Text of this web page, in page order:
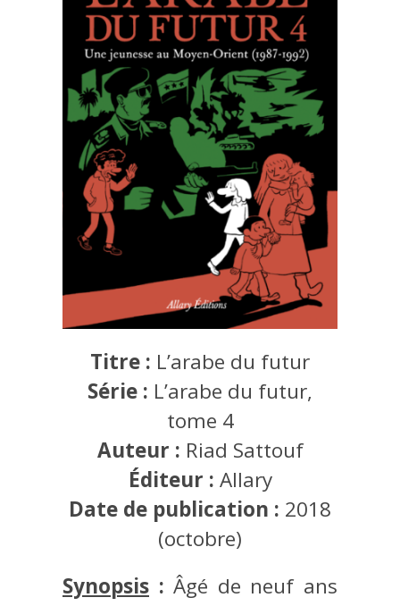
Titre : L’arabe du futur
Série : L’arabe du futur,
tome 4
Auteur : Riad Sattouf
Éditeur : Allary
Date de publication : 2018
(octobre)
Synopsis :Âgé de neuf ans